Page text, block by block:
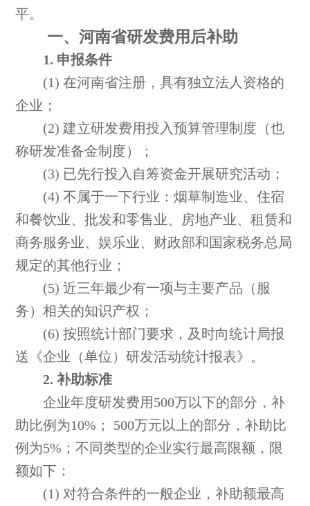
平。
一、河南省研发费用后补助
1. 申报条件
(1) 在河南省注册，具有独立法人资格的
企业；
(2) 建立研发费用投入预算管理制度（也
称研发准备金制度）；
(3) 已先行投入自筹资金开展研究活动；
(4) 不属于一下行业：烟草制造业、住宿
和餐饮业、批发和零售业、房地产业、租赁和
商务服务业、娱乐业、财政部和国家税务总局
规定的其他行业；
(5) 近三年最少有一项与主要产品（服
务）相关的知识产权；
(6) 按照统计部门要求，及时向统计局报
送《企业（单位）研发活动统计报表》。
2. 补助标准
企业年度研发费用500万以下的部分，补
助比例为10%； 500万元以上的部分，补助比
例为5%；不同类型的企业实行最高限额，限
额如下：
(1) 对符合条件的一般企业，补助额最高